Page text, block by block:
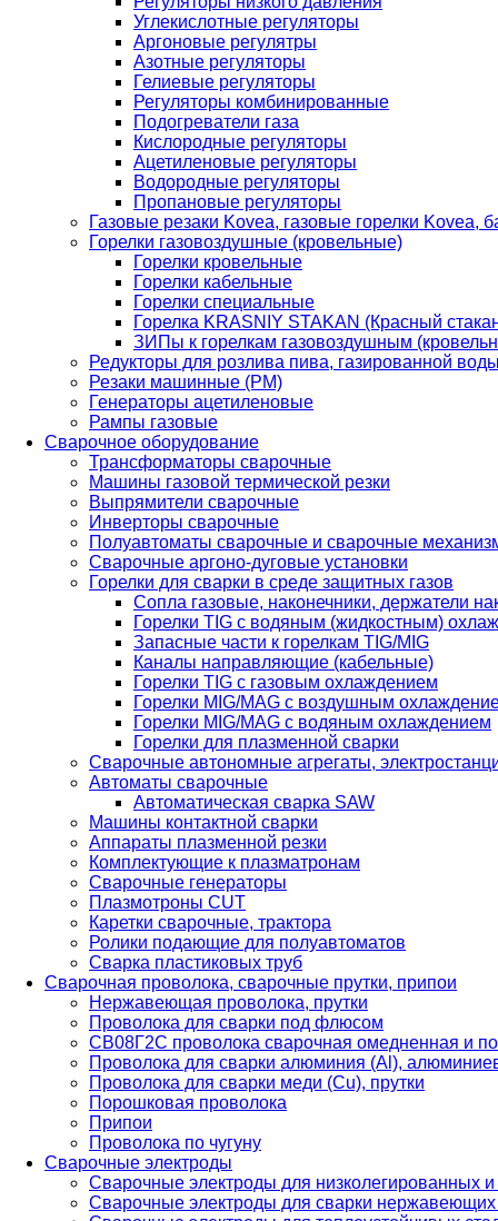
Углекислотные регуляторы
Аргоновые регулятры
Азотные регуляторы
Гелиевые регуляторы
Регуляторы комбинированные
Подогреватели газа
Кислородные регуляторы
Ацетиленовые регуляторы
Водородные регуляторы
Пропановые регуляторы
Газовые резаки Kovea, газовые горелки Kovea,
Горелки газовоздушные (кровельные)
Горелки кровельные
Горелки кабельные
Горелки специальные
Горелка KRASNIY STAKAN (Красный
ЗИПы к горелкам газовоздушным
Редукторы для розлива пива, газированной
Резаки машинные (РМ)
Генераторы ацетиленовые
Рампы газовые
Сварочное оборудование
Трансформаторы сварочные
Машины газовой термической резки
Выпрямители сварочные
Инверторы сварочные
Полуавтоматы сварочные и сварочные
Сварочные аргоно-дуговые установки
Горелки для сварки в среде защитных газов
Сопла газовые, наконечники, держатели
Горелки TIG с водяным (жидкостным)
Запасные части к горелкам TIG/MIG
Каналы направляющие (кабельные)
Горелки TIG с газовым охлаждением
Горелки MIG/MAG с воздушным
Горелки MIG/MAG с водяным охлаждением
Горелки для плазменной сварки
Сварочные автономные агрегаты,
Автоматы сварочные
Автоматическая сварка SAW
Машины контактной сварки
Аппараты плазменной резки
Комплектующие к плазматронам
Сварочные генераторы
Плазмотроны CUT
Каретки сварочные, трактора
Ролики подающие для полуавтоматов
Сварка пластиковых труб
Сварочная проволока, сварочные прутки, припои
Нержавеющая проволока, прутки
Проволока для сварки под флюсом
СВ08Г2С проволока сварочная омедненная и
Проволока для сварки алюминия (Al),
Проволока для сварки меди (Cu), прутки
Порошковая проволока
Припои
Проволока по чугуну
Сварочные электроды
Сварочные электроды для низколегированных и
Сварочные электроды для сварки